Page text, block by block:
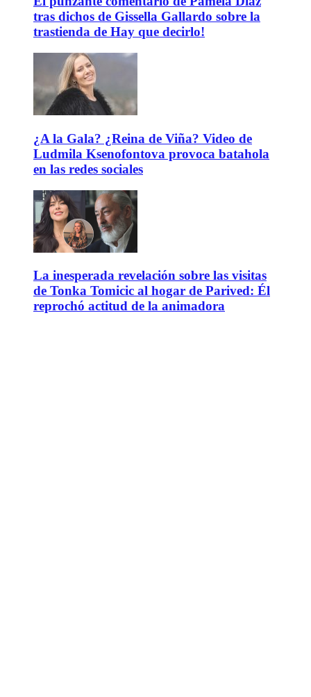
tras dichos de Gissella Gallardo sobre la
trastienda de Hay que decirlo!
¿A la Gala? ¿Reina de Viña? Video de
Ludmila Ksenofontova provoca batahola
en las redes sociales
La inesperada revelación sobre las visitas
de Tonka Tomicic al hogar de Parived: Él
reprochó actitud de la animadora